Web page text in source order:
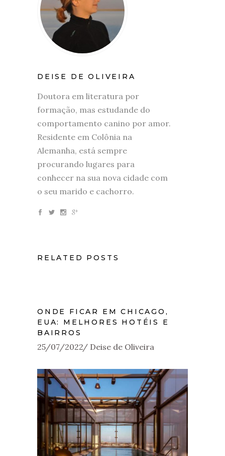
DEISE DE OLIVEIRA
Doutora em literatura por
formação, mas estudande do
comportamento canino por amor.
Residente em Colônia na
Alemanha, está sempre
procurando lugares para
conhecer na sua nova cidade com
o seu marido e cachorro.
RELATED POSTS
ONDE FICAR EM CHICAGO,
EUA: MELHORES HOTÉIS E
BAIRROS
25/07/2022 Deise de Oliveira